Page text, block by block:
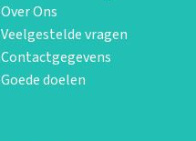
Over Ons
Veelgestelde vragen
Contactgegevens
Goede doelen